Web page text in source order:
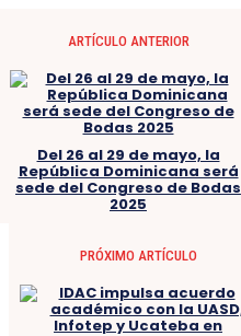
ARTÍCULO ANTERIOR
Del 26 al 29 de mayo, la
República Dominicana será
sede del Congreso de Bodas
2025
PRÓXIMO ARTÍCULO